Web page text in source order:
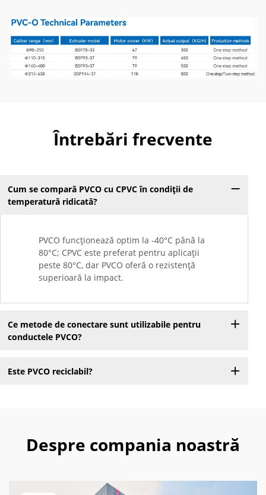
Întrebări frecvente
Cum se compară PVCO cu CPVC în condiții de
temperatură ridicată?
PVCO funcționează optim la -40°C până la
80°C; CPVC este preferat pentru aplicații
peste 80°C, dar PVCO oferă o rezistență
superioară la impact.
Ce metode de conectare sunt utilizabile pentru
conductele PVCO?
Este PVCO reciclabil?
Despre compania noastră